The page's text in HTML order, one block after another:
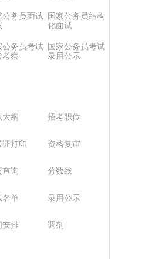
公务员面试
国家公务员结构
化面试
公务员考试
考察
国家公务员考试
录用公示
大纲 招考职位
证打印 资格复审
查询 分数线
名单 录用公示
安排 调剂